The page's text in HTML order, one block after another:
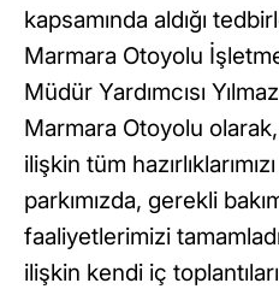
kapsamında aldığı
Marmara Otoyolu
Müdür Yardımcısı
Marmara Otoyolu
ilişkin tüm
parkımızda, gerekli
faaliyetlerimizi
ilişkin kendi iç